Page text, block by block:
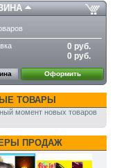
0 руб.
0 руб.
Оформить
ТОВАРЫ
момент новых товаров
ПРОДАЖ